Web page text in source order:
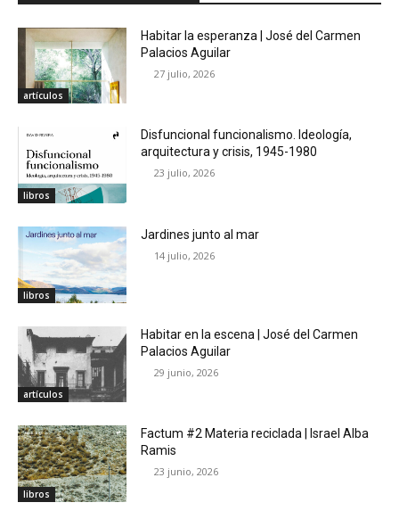
artículos
Habitar la esperanza | José del Carmen
Palacios Aguilar
27 julio, 2026
libros
Disfuncional funcionalismo. Ideología,
arquitectura y crisis, 1945-1980
23 julio, 2026
libros
Jardines junto al mar
14 julio, 2026
artículos
Habitar en la escena | José del Carmen
Palacios Aguilar
29 junio, 2026
libros
Factum #2 Materia reciclada | Israel Alba
Ramis
23 junio, 2026